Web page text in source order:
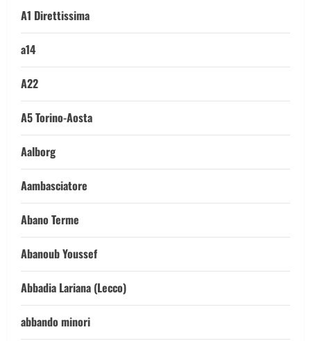
A1 Direttissima
a14
A22
A5 Torino-Aosta
Aalborg
Aambasciatore
Abano Terme
Abanoub Youssef
Abbadia Lariana (Lecco)
abbando minori